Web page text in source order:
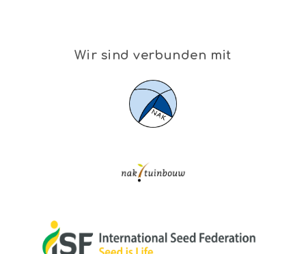
Wir sind verbunden mit